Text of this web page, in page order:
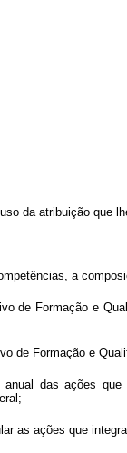
uso da atribuição que
a
de Formação e
de Formação e
das ações
as ações que